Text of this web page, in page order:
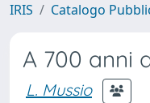
IRIS Catalogo
A 700 anni
L. Mussio